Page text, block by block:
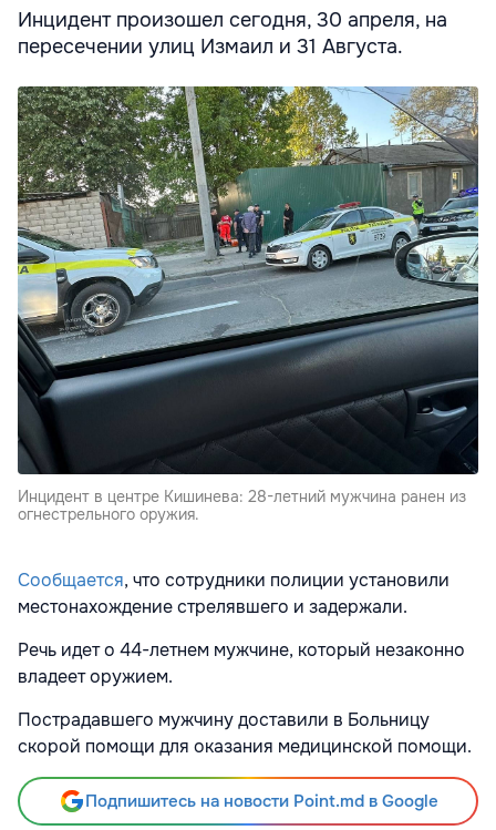
Инцидент произошел сегодня, 30 апреля, на
пересечении улиц Измаил и 31 Августа.
Инцидент в центре Кишинева: 28-летний мужчина ранен из
огнестрельного оружия.
Сообщается, что сотрудники полиции установили
местонахождение стрелявшего и задержали.
Речь идет о 44-летнем мужчине, который незаконно
владеет оружием.
Пострадавшего мужчину доставили в Больницу
скорой помощи для оказания медицинской помощи.
Подпишитесь на новости Point.md в Google